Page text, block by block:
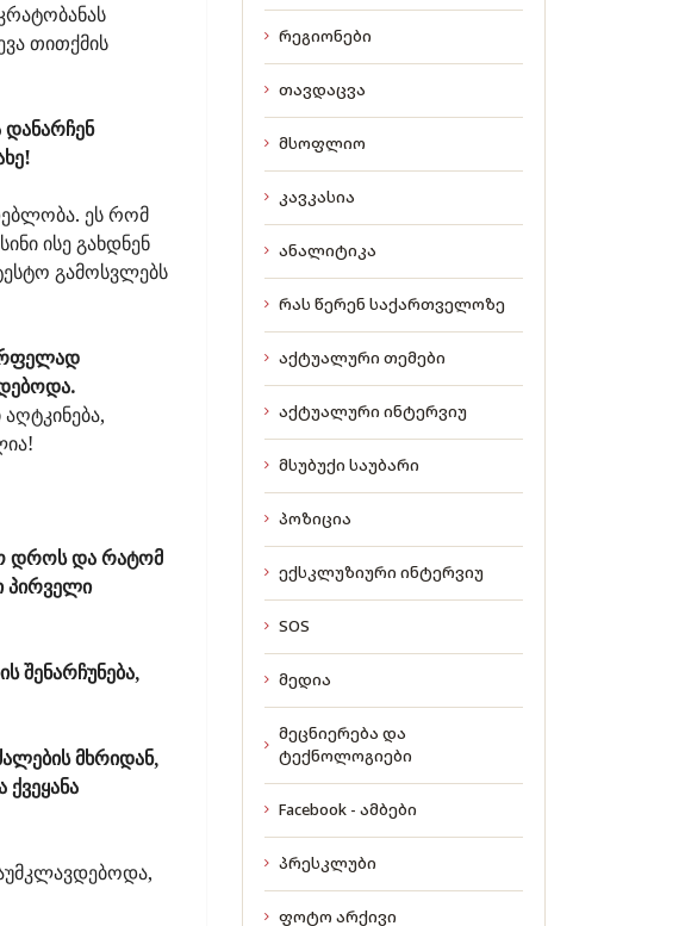
თითქმის
ეს რომ
ისე გახდნენ
გამოსვლებს
დროს და რატომ
პირველი
მხრიდან,
რეგიონები
თავდაცვა
მსოფლიო
კავკასია
ანალიტიკა
რას წერენ საქართველოზე
აქტუალური თემები
აქტუალური ინტერვიუ
მსუბუქი საუბარი
პოზიცია
ექსკლუზიური ინტერვიუ
SOS
მედია
მეცნიერება და
ტექნოლოგიები
Facebook - ამბები
პრესკლუბი
ფოტო არქივი